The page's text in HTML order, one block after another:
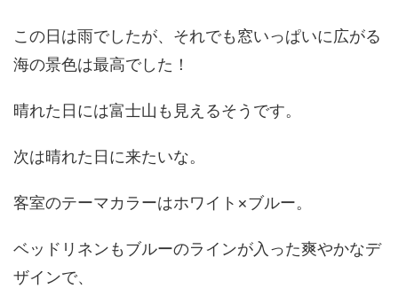
この日は雨でしたが、それでも窓いっぱいに広がる
海の景色は最高でした！
晴れた日には富士山も見えるそうです。
次は晴れた日に来たいな。
客室のテーマカラーはホワイト×ブルー。
ベッドリネンもブルーのラインが入った爽やかなデ
ザインで、